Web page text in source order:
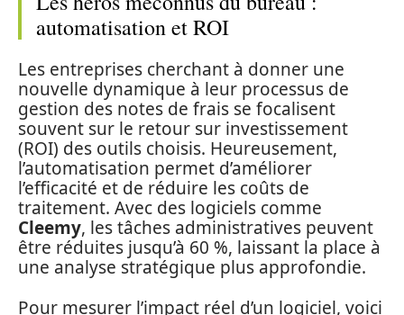
automatisation et ROI
Les entreprises cherchant à donner une
nouvelle dynamique à leur processus de
gestion des notes de frais se focalisent
souvent sur le retour sur investissement
(ROI) des outils choisis. Heureusement,
l’automatisation permet d’améliorer
l’efficacité et de réduire les coûts de
traitement. Avec des logiciels comme
Cleemy, les tâches administratives peuvent
être réduites jusqu’à 60 %, laissant la place à
une analyse stratégique plus approfondie.
Pour mesurer l’impact réel d’un logiciel, voici